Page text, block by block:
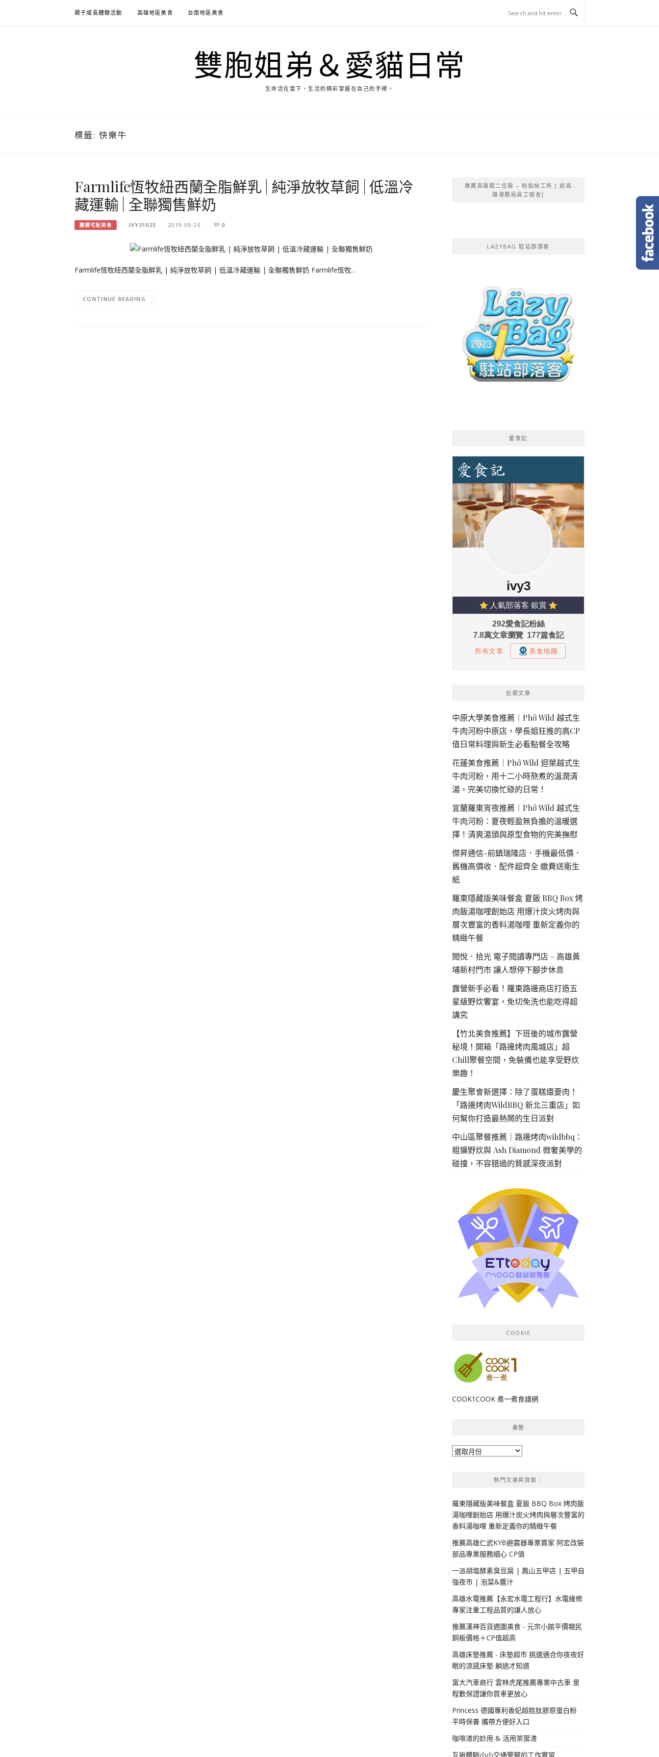
親子成長體驗活動 高雄地區美食 台南地區美食
雙胞姐弟＆愛貓日常
生命活在當下，生活的精彩掌握在自己的手裡。
標籤: 快樂牛
Farmlife恆牧紐西蘭全脂鮮乳 | 純淨放牧草飼 | 低溫冷
藏運輸 | 全聯獨售鮮奶
團購宅配美食 IVY31025 2019-09-26 0
Farmlife恆牧紐西蘭全脂鮮乳 | 純淨放牧草飼 | 低溫冷藏運輸 | 全聯獨售鮮奶 Farmlife恆牧…
CONTINUE READING
推薦高雄駁二住宿 – 帕鉑候工所 [ 前高
雄港務局員工宿舍]
LAZYBAG 駐站部落客
愛食記
近期文章
中原大學美食推薦｜Phở Wild 越式生
牛肉河粉中原店，學長姐狂推的高CP
值日常料理與新生必看點餐全攻略
花蓮美食推薦｜Phở Wild 迴萊越式生
牛肉河粉，用十二小時熬煮的溫潤清
湯，完美切換忙碌的日常！
宜蘭羅東宵夜推薦｜Phở Wild 越式生
牛肉河粉：夏夜輕盈無負擔的溫暖選
擇！清爽湯頭與原型食物的完美撫慰
傑昇通信-前鎮瑞隆店．手機最低價．
舊機高價收．配件超齊全 繳費送衛生
紙
羅東隱藏版美味餐盒 夏飯 BBQ Box 烤
肉飯湯咖哩創始店 用爆汁炭火烤肉與
層次豐富的香料湯咖哩 重新定義你的
精緻午餐
閱悅．拾光 電子閱讀專門店 – 高雄黃
埔新村門市 讓人想停下腳步休息
露營新手必看！羅東路邊商店打造五
星級野炊饗宴，免切免洗也能吃得超
講究
【竹北美食推薦】下班後的城市露營
秘境！開箱「路邊烤肉風城店」超
Chill聚餐空間，免裝備也能享受野炊
樂趣！
慶生聚會新選擇：除了蛋糕還要肉！
「路邊烤肉WildBBQ 新北三重店」如
何幫你打造最熱鬧的生日派對
中山區聚餐推薦｜路邊烤肉wildbbq：
粗獷野炊與 Ash Diamond 微奢美學的
碰撞，不容錯過的質感深夜派對
COOKIE
COOK1COOK 煮一煮食譜網
彙整
彙
熱門文章與頁面︰
羅東隱藏版美味餐盒 夏飯 BBQ Box 烤肉飯
湯咖哩創始店 用爆汁炭火烤肉與層次豐富的
香料湯咖哩 重新定義你的精緻午餐
推薦高雄仁武KYB避震器專業賣家 阿宏改裝
部品專業服務細心 CP值
一派胡塩酵素臭豆腐 | 鳳山五甲店 | 五甲自
強夜市 | 泡菜&醬汁
高雄水電推薦【永宏水電工程行】水電維修
專家注重工程品質的讓人放心
推薦漢神百貨週圍美食 - 元宗小館平價親民
銅板價格＋CP值超高
高雄床墊推薦 - 床墊超市 挑選適合你夜夜好
眠的涼感床墊 躺過才知道
富大汽車商行 雲林虎尾推薦專業中古車 里
程數保證讓你買車更放心
Princess 德國專利香妃超胜肽膠原蛋白粉
平時保養 攜帶方便好入口
咖啡渣的妙用 & 活用茶葉渣
互揪體驗小小交通警察的工作實習